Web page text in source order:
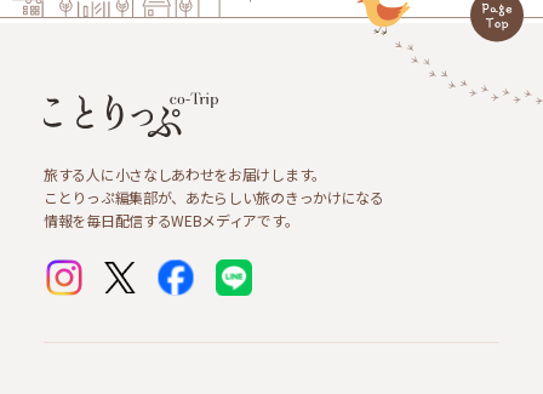
旅する人に小さなしあわせをお届けします。
ことりっぷ編集部が、あたらしい旅のきっかけになる
情報を毎日配信するWEBメディアです。